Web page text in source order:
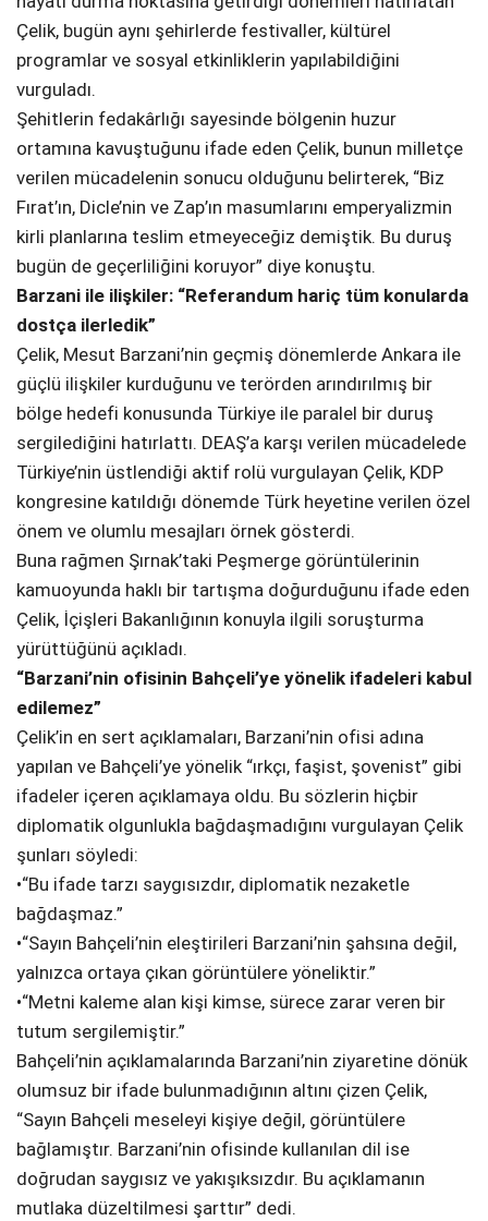
Çelik, bugün aynı şehirlerde festivaller, kültürel
programlar ve sosyal etkinliklerin yapılabildiğini
vurguladı.
Şehitlerin fedakârlığı sayesinde bölgenin huzur
ortamına kavuştuğunu ifade eden Çelik, bunun milletçe
verilen mücadelenin sonucu olduğunu belirterek, “Biz
Fırat’ın, Dicle’nin ve Zap’ın masumlarını emperyalizmin
kirli planlarına teslim etmeyeceğiz demiştik. Bu duruş
bugün de geçerliliğini koruyor” diye konuştu.
Barzani ile ilişkiler: “Referandum hariç tüm konularda
dostça ilerledik”
Çelik, Mesut Barzani’nin geçmiş dönemlerde Ankara ile
güçlü ilişkiler kurduğunu ve terörden arındırılmış bir
bölge hedefi konusunda Türkiye ile paralel bir duruş
sergilediğini hatırlattı. DEAŞ’a karşı verilen mücadelede
Türkiye’nin üstlendiği aktif rolü vurgulayan Çelik, KDP
kongresine katıldığı dönemde Türk heyetine verilen özel
önem ve olumlu mesajları örnek gösterdi.
Buna rağmen Şırnak’taki Peşmerge görüntülerinin
kamuoyunda haklı bir tartışma doğurduğunu ifade eden
Çelik, İçişleri Bakanlığının konuyla ilgili soruşturma
yürüttüğünü açıkladı.
“Barzani’nin ofisinin Bahçeli’ye yönelik ifadeleri kabul
edilemez”
Çelik’in en sert açıklamaları, Barzani’nin ofisi adına
yapılan ve Bahçeli’ye yönelik “ırkçı, faşist, şovenist” gibi
ifadeler içeren açıklamaya oldu. Bu sözlerin hiçbir
diplomatik olgunlukla bağdaşmadığını vurgulayan Çelik
şunları söyledi:
•“Bu ifade tarzı saygısızdır, diplomatik nezaketle
bağdaşmaz.”
•“Sayın Bahçeli’nin eleştirileri Barzani’nin şahsına değil,
yalnızca ortaya çıkan görüntülere yöneliktir.”
•“Metni kaleme alan kişi kimse, sürece zarar veren bir
tutum sergilemiştir.”
Bahçeli’nin açıklamalarında Barzani’nin ziyaretine dönük
olumsuz bir ifade bulunmadığının altını çizen Çelik,
“Sayın Bahçeli meseleyi kişiye değil, görüntülere
bağlamıştır. Barzani’nin ofisinde kullanılan dil ise
doğrudan saygısız ve yakışıksızdır. Bu açıklamanın
mutlaka düzeltilmesi şarttır” dedi.